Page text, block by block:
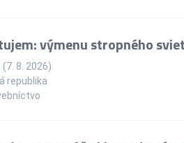
výmenu stropného
(7. 8. 2026)
republika